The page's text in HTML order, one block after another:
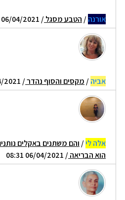
אורנה/ הטבע מסגל/ 06/04/2021 07:08
אביה/ מקסים והסוף נהדר/ 06/04/2021 08:11
אלה לי/ והם משתנים באקלים
הוא הבריאה/ 06/04/2021 08:31